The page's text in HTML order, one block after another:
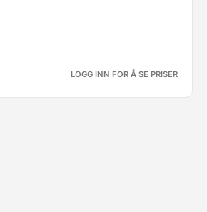
LOGG INN FOR Å SE PRISER